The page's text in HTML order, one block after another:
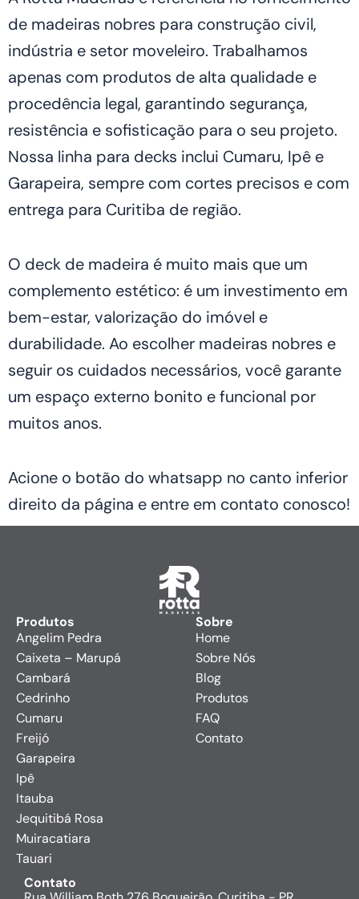
de madeiras nobres para construção civil,
indústria e setor moveleiro. Trabalhamos
apenas com produtos de alta qualidade e
procedência legal, garantindo segurança,
resistência e sofisticação para o seu projeto.
Nossa linha para decks inclui Cumaru, Ipê e
Garapeira, sempre com cortes precisos e com
entrega para Curitiba de região.
O deck de madeira é muito mais que um
complemento estético: é um investimento em
bem-estar, valorização do imóvel e
durabilidade. Ao escolher madeiras nobres e
seguir os cuidados necessários, você garante
um espaço externo bonito e funcional por
muitos anos.
Acione o botão do whatsapp no canto inferior
direito da página e entre em contato conosco!
Produtos
Angelim Pedra
Caixeta – Marupá
Cambará
Cedrinho
Cumaru
Freijó
Garapeira
Ipê
Itauba
Jequitibá Rosa
Muiracatiara
Tauari
Sobre
Home
Sobre Nós
Blog
Produtos
FAQ
Contato
Contato